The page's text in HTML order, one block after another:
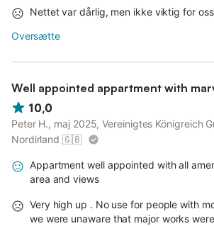
Nettet var dårlig, men ikke viktig for oss
Oversætte
Well appointed appartment with
10,0
Peter H., maj 2025, Vereinigtes Königreich
Nordirland 🇬🇧
Appartment well appointed with all
area and views
Very high up . No use for people with
we were unaware that major works